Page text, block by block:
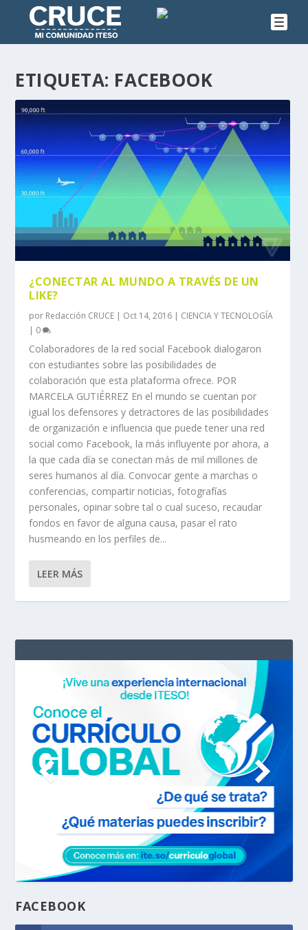
ETIQUETA: FACEBOOK
¿CONECTAR AL MUNDO A TRAVÉS DE UN
LIKE?
por Redacción CRUCE | Oct 14, 2016 | CIENCIA Y TECNOLOGÍA
| 0
Colaboradores de la red social Facebook dialogaron
con estudiantes sobre las posibilidades de
colaboración que esta plataforma ofrece. POR
MARCELA GUTIÉRREZ En el mundo se cuentan por
igual los defensores y detractores de las posibilidades
de organización e influencia que puede tener una red
social como Facebook, la más influyente por ahora, a
la que cada día se conectan más de mil millones de
seres humanos al día. Convocar gente a marchas o
conferencias, compartir noticias, fotografías
personales, opinar sobre tal o cual suceso, recaudar
fondos en favor de alguna causa, pasar el rato
husmeando en los perfiles de...
LEER MÁS
FACEBOOK